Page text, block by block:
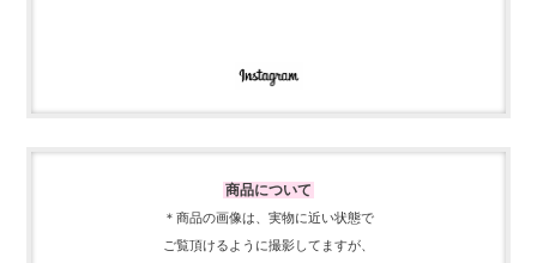
商品について
＊商品の画像は、実物に近い状態で
ご覧頂けるように撮影してますが、